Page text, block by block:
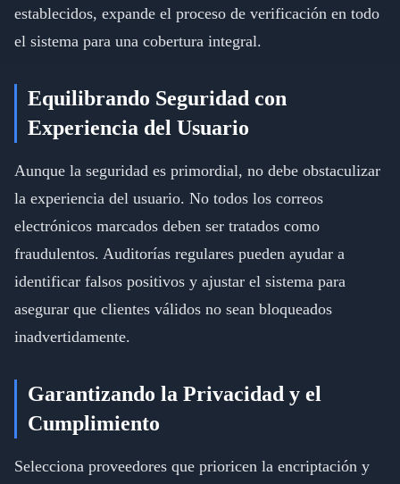
establecidos, expande el proceso de verificación en todo
el sistema para una cobertura integral.
Equilibrando Seguridad con
Experiencia del Usuario
Aunque la seguridad es primordial, no debe obstaculizar
la experiencia del usuario. No todos los correos
electrónicos marcados deben ser tratados como
fraudulentos. Auditorías regulares pueden ayudar a
identificar falsos positivos y ajustar el sistema para
asegurar que clientes válidos no sean bloqueados
inadvertidamente.
Garantizando la Privacidad y el
Cumplimiento
Selecciona proveedores que prioricen la encriptación y